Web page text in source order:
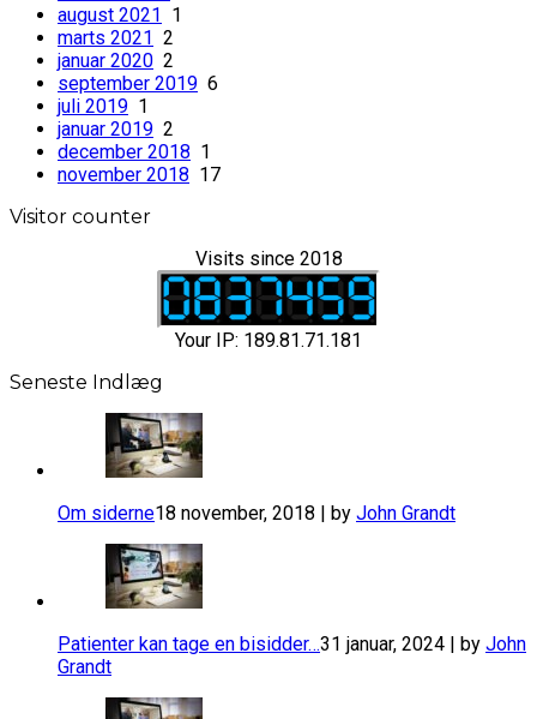
august 2021 1
marts 2021 2
januar 2020 2
september 2019 6
juli 2019 1
januar 2019 2
december 2018 1
november 2018 17
Visitor counter
Visits since 2018
Your IP: 189.81.71.181
Seneste Indlæg
Om siderne18 november, 2018 | by John Grandt
​Patienter kan tage en bisidder…31 januar, 2024 | by John
Grandt